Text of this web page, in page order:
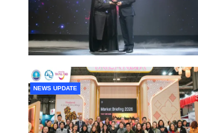
NEWS UPDATE